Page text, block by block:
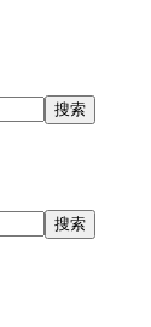
搜索
搜索